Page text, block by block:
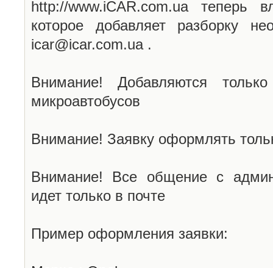
http://www.iCAR.com.ua теперь
которое добавляет разборку
icar@icar.com.ua .
Внимание! Добавляются
микроавтобусов
Внимание! Заявку оформлять
Внимание! Все общение с
идет только в почте
Пример оформления заявки: